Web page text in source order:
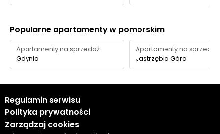
Popularne apartamenty w pomorskim
Apartamenty na sprzedaż
Gdynia
Apartamenty na sprzedaż
Jastrzębia Góra
Regulamin serwisu
Polityka prywatności
Zarządzaj cookies